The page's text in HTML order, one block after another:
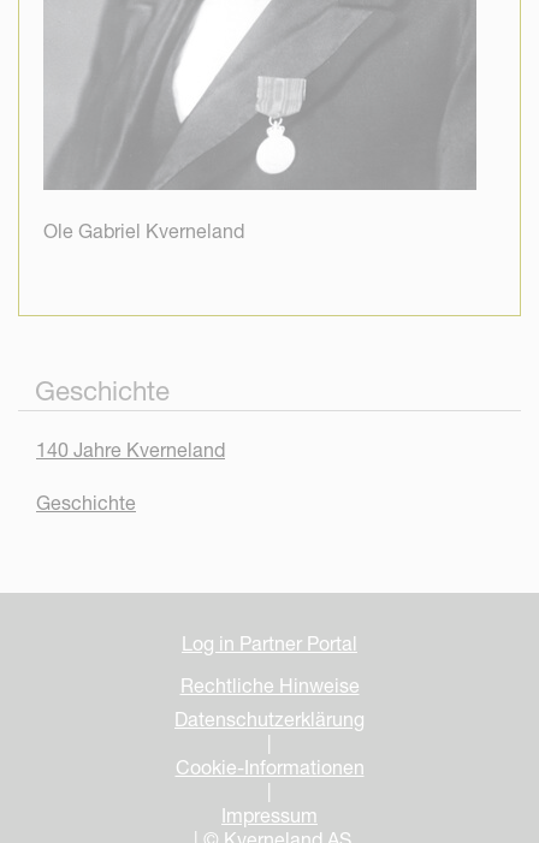
Ole Gabriel Kverneland
Geschichte
140 Jahre Kverneland
Geschichte
Log in Partner Portal
Rechtliche Hinweise
Datenschutzerklärung
Cookie-Informationen
Impressum